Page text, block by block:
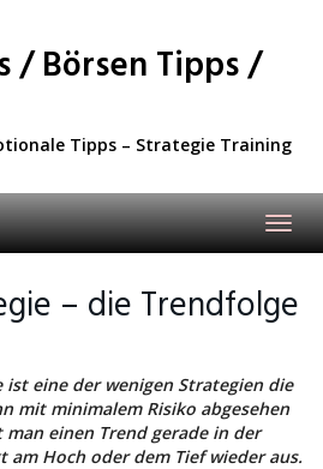
/ Börsen Tipps /
Tipps – Strategie Training
– die Trendfolge
ist eine der wenigen Strategien die
mit minimalem Risiko abgesehen
einen Trend gerade in der
am Hoch oder dem Tief wieder aus.